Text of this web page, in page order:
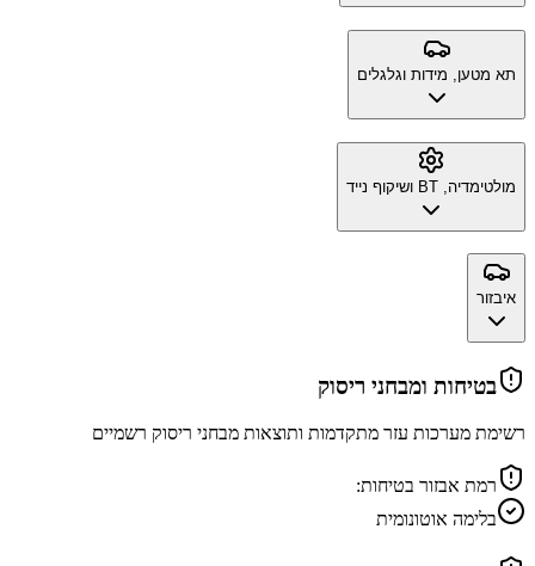
תא מטען, מידות וגלגלים
מולטימדיה, BT ושיקוף נייד
איבזור
בטיחות ומבחני ריסוק
רשימת מערכות עזר מתקדמות ותוצאות מבחני ריסוק רשמיים
רמת אבזור בטיחות:
בלימה אוטונומית